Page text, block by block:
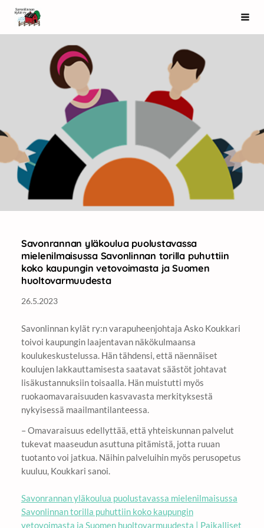
Siirry
sivun
Savonlinnan Kylät ry
Savonrannan yläkoulua puolustavassa
mielenilmaisussa Savonlinnan torilla puhuttiin
koko kaupungin vetovoimasta ja Suomen
huoltovarmuudesta
26.5.2023
Savonlinnan kylät ry:n varapuheenjohtaja Asko Koukkari
toivoi kaupungin laajentavan näkökulmaansa
koulukeskustelussa. Hän tähdensi, että näennäiset
koulujen lakkauttamisesta saatavat säästöt johtavat
lisäkustannuksiin toisaalla. Hän muistutti myös
ruokaomavaraisuuden kasvavasta merkityksestä
nykyisessä maailmantilanteessa.
– Omavaraisuus edellyttää, että yhteiskunnan palvelut
tukevat maaseudun asuttuna pitämistä, jotta ruuan
tuotanto voi jatkua. Näihin palveluihin myös perusopetus
kuuluu, Koukkari sanoi.
Savonrannan yläkoulua puolustavassa mielenilmaisussa
Savonlinnan torilla puhuttiin koko kaupungin
vetovoimasta ja Suomen huoltovarmuudesta | Paikalliset